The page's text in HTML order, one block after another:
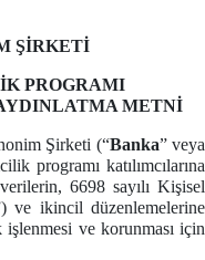
ŞİRKETİ
PROGRAMI
METNİ
Şirketi (“Banka” veya
programı katılımcılarına
6698 sayılı Kişisel
ve ikincil düzenlemelerine
ve korunması için